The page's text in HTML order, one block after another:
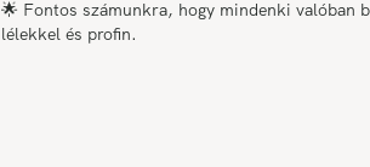
🌟 Fontos számunkra, hogy mindenki valóban
lélekkel és profin.